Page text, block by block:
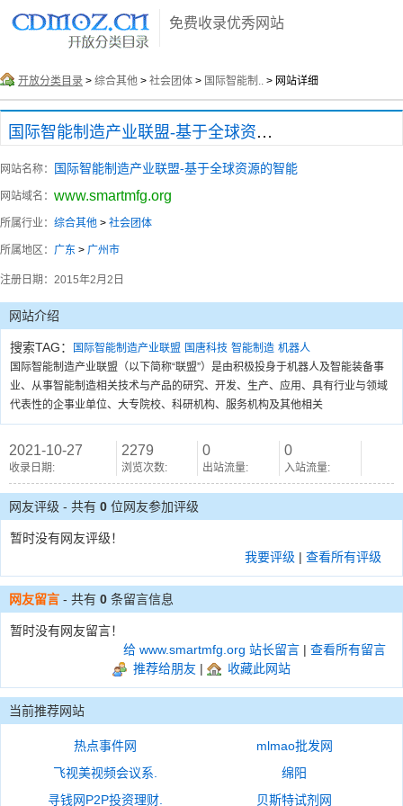
免费收录优秀网站
开放分类目录 > 综合其他 > 社会团体 > 国际智能制.. > 网站详细
国际智能制造产业联盟-基于全球资源的智能
网站名称： 国际智能制造产业联盟-基于全球资源的智能
网站域名： www.smartmfg.org
所属行业： 综合其他 > 社会团体
所属地区： 广东 > 广州市
注册日期： 2015年2月2日
网站介绍
搜索TAG： 国际智能制造产业联盟 国唐科技 智能制造 机器人
国际智能制造产业联盟（以下简称“联盟”）是由积极投身于机器人及智能装备事
业、从事智能制造相关技术与产品的研究、开发、生产、应用、具有行业与领域
代表性的企事业单位、大专院校、科研机构、服务机构及其他相关
2021-10-27
收录日期:
2279
浏览次数:
0
出站流量:
0
入站流量:
网友评级 - 共有 0 位网友参加评级
暂时没有网友评级！
我要评级 | 查看所有评级
网友留言 - 共有 0 条留言信息
暂时没有网友留言！
给 www.smartmfg.org 站长留言 | 查看所有留言
推荐给朋友 | 收藏此网站
当前推荐网站
热点事件网
mlmao批发网
飞视美视频会议系.
绵阳
寻钱网P2P投资理财.
贝斯特试剂网